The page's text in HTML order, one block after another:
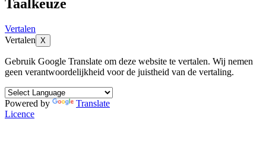
Taalkeuze
Vertalen
Vertalen X
Gebruik Google Translate om deze website te vertalen. Wij nemen
geen verantwoordelijkheid voor de juistheid van de vertaling.
Powered by
Translate
Licence